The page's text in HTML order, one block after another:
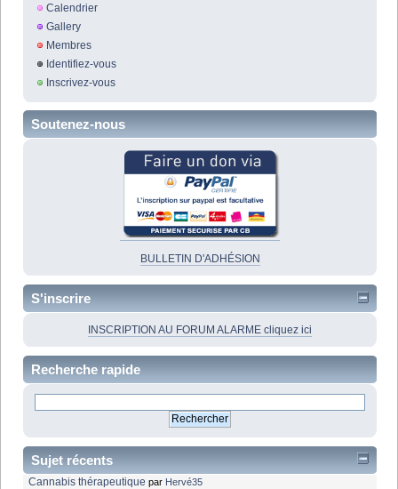
Calendrier
Gallery
Membres
Identifiez-vous
Inscrivez-vous
Soutenez-nous
BULLETIN D'ADHÉSION
S'inscrire
INSCRIPTION AU FORUM ALARME cliquez ici
Recherche rapide
Sujet récents
Cannabis thérapeutique par Hervé35